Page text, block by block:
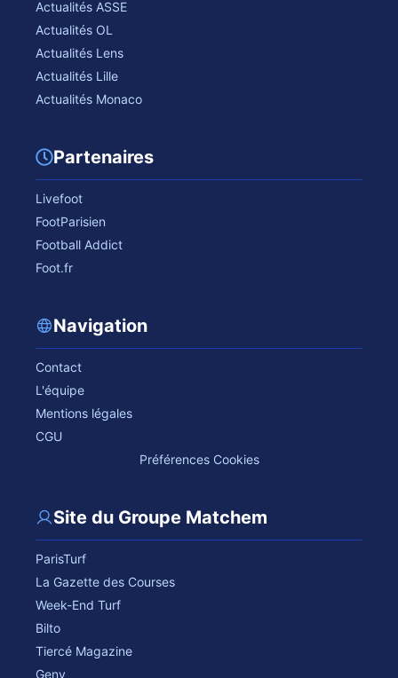
Actualités ASSE
Actualités OL
Actualités Lens
Actualités Lille
Actualités Monaco
Partenaires
Livefoot
FootParisien
Football Addict
Foot.fr
Navigation
Contact
L'équipe
Mentions légales
CGU
Préférences Cookies
Site du Groupe Matchem
ParisTurf
La Gazette des Courses
Week-End Turf
Bilto
Tiercé Magazine
Geny